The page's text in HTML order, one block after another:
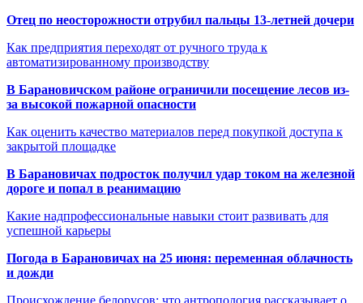
Отец по неосторожности отрубил пальцы 13-летней дочери
Как предприятия переходят от ручного труда к
автоматизированному производству
В Барановичском районе ограничили посещение лесов из-
за высокой пожарной опасности
Как оценить качество материалов перед покупкой доступа к
закрытой площадке
В Барановичах подросток получил удар током на железной
дороге и попал в реанимацию
Какие надпрофессиональные навыки стоит развивать для
успешной карьеры
Погода в Барановичах на 25 июня: переменная облачность
и дожди
Происхождение белорусов: что антропология рассказывает о